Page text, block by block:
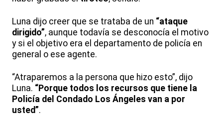
Luna dijo creer que se trataba de un “ataque
dirigido”, aunque todavía se desconocía el motivo
y si el objetivo era el departamento de policía en
general o ese agente.
“Atraparemos a la persona que hizo esto”, dijo
Luna. “Porque todos los recursos que tiene la
Policía del Condado Los Ángeles van a por
usted”.